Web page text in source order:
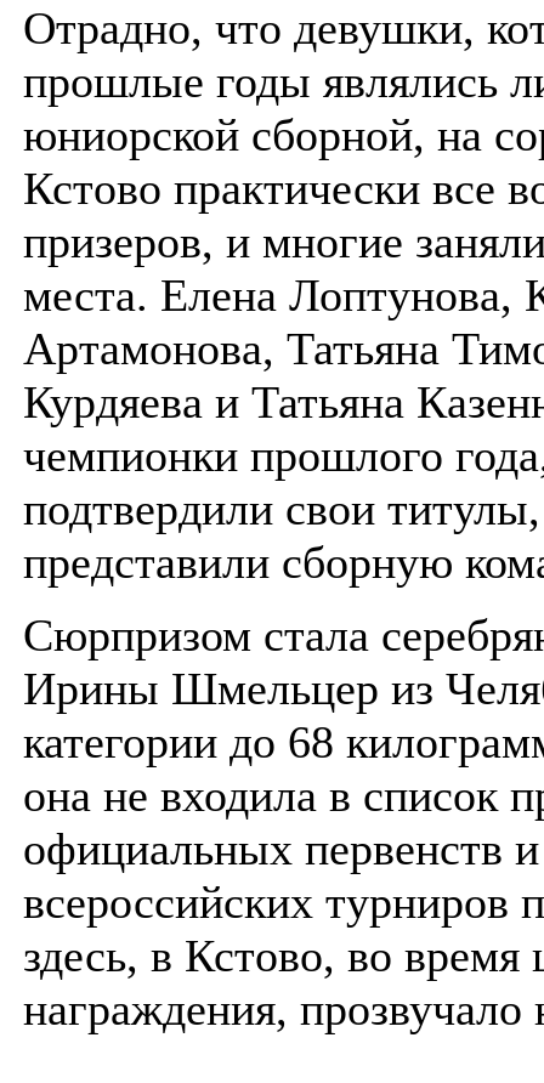
Отрадно, что девушки,
прошлые годы являлись
юниорской сборной, на
Кстово практически все
призеров, и многие
места. Елена Лоптунова,
Артамонова, Татьяна
Курдяева и Татьяна
чемпионки прошлого
подтвердили свои
представили сборную
Сюрпризом стала
Ирины Шмельцер из
категории до 68
она не входила в список
официальных первенств и
всероссийских турниров
здесь, в Кстово, во время
награждения,